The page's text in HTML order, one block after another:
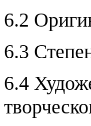
6.2
6.3
6.4